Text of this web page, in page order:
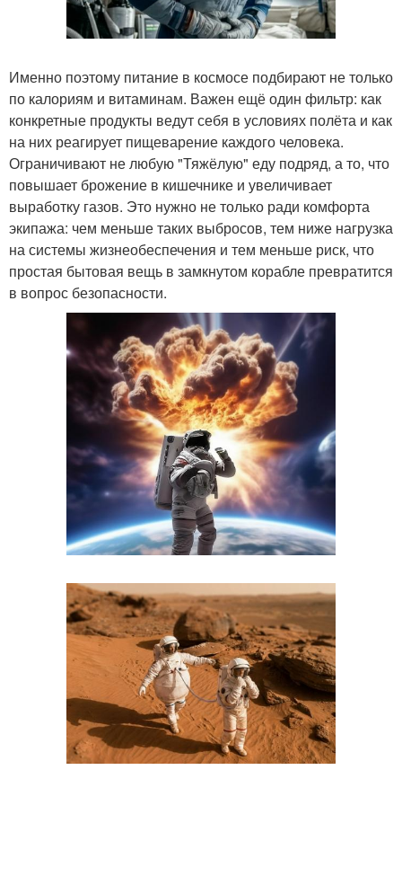
Именно поэтому питание в космосе подбирают не только
по калориям и витаминам. Важен ещё один фильтр: как
конкретные продукты ведут себя в условиях полёта и как
на них реагирует пищеварение каждого человека.
Ограничивают не любую "Тяжёлую" еду подряд, а то, что
повышает брожение в кишечнике и увеличивает
выработку газов. Это нужно не только ради комфорта
экипажа: чем меньше таких выбросов, тем ниже нагрузка
на системы жизнеобеспечения и тем меньше риск, что
простая бытовая вещь в замкнутом корабле превратится
в вопрос безопасности.